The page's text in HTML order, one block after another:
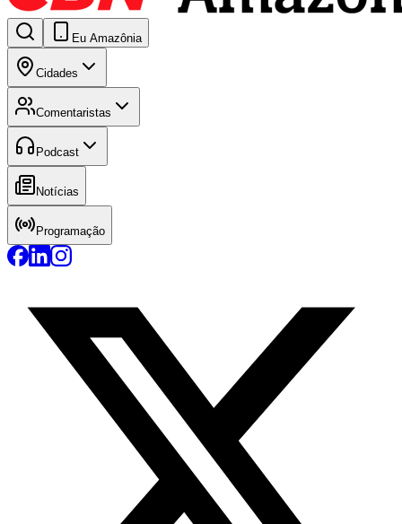
Eu Amazônia
Cidades
Comentaristas
Podcast
Notícias
Programação